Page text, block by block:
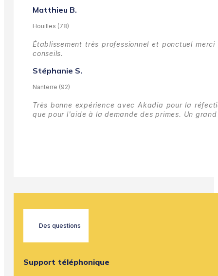
Matthieu B.
Houilles (78)
Établissement très professionnel et ponctuel
conseils.
Stéphanie S.
Nanterre (92)
Très bonne expérience avec Akadia pour la
que pour l'aide à la demande des primes. Un
Des questions
Support téléphonique